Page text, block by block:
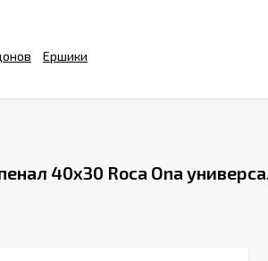
Ершики
40x30 Roca Ona